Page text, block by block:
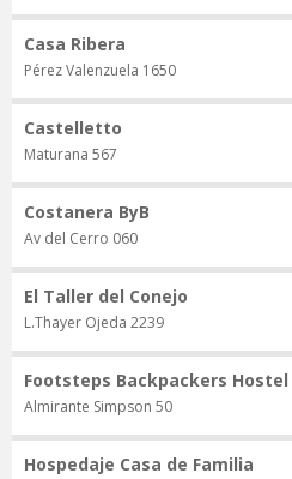
Casa Ribera
Pérez Valenzuela 1650
Castelletto
Maturana 567
Costanera ByB
Av del Cerro 060
El Taller del Conejo
L.Thayer Ojeda 2239
Footsteps Backpackers Hostel
Almirante Simpson 50
Hospedaje Casa de Familia